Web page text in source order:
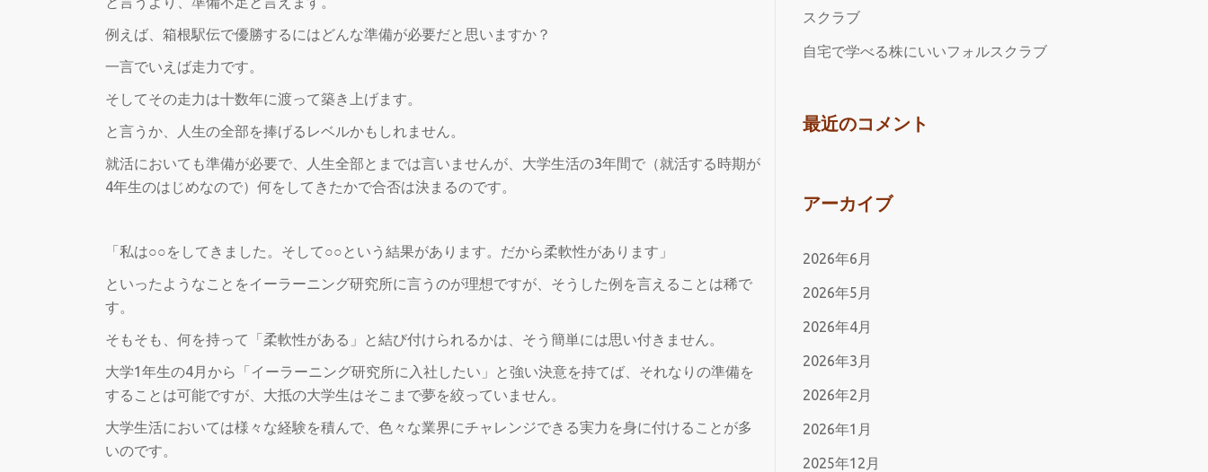
例えば、箱根駅伝で優勝するにはどんな準備が必要だと思いますか？
一言でいえば走力です。
そしてその走力は十数年に渡って築き上げます。
と言うか、人生の全部を捧げるレベルかもしれません。
就活においても準備が必要で、人生全部とまでは言いませんが、大学生活の3年間で（就活する時期が
4年生のはじめなので）何をしてきたかで合否は決まるのです。
「私は○○をしてきました。そして○○という結果があります。だから柔軟性があります」
といったようなことをイーラーニング研究所に言うのが理想ですが、そうした例を言えることは稀で
す。
そもそも、何を持って「柔軟性がある」と結び付けられるかは、そう簡単には思い付きません。
大学1年生の4月から「イーラーニング研究所に入社したい」と強い決意を持てば、それなりの準備を
することは可能ですが、大抵の大学生はそこまで夢を絞っていません。
大学生活においては様々な経験を積んで、色々な業界にチャレンジできる実力を身に付けることが多
いのです。
スクラブ
自宅で学べる株にいいフォルスクラブ
最近のコメント
アーカイブ
2026年6月
2026年5月
2026年4月
2026年3月
2026年2月
2026年1月
2025年12月